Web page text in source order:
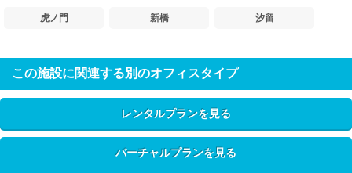
虎ノ門 新橋 汐留
この施設に関連する別のオフィスタイプ
レンタルプランを見る
バーチャルプランを見る